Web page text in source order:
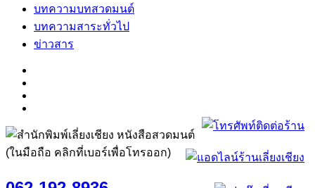
บทความบทสวดมนต์
บทความสาระทั่วไป
ข่าวสาร
(ในมือถือ คลิกที่เบอร์เพื่อโทรออก)